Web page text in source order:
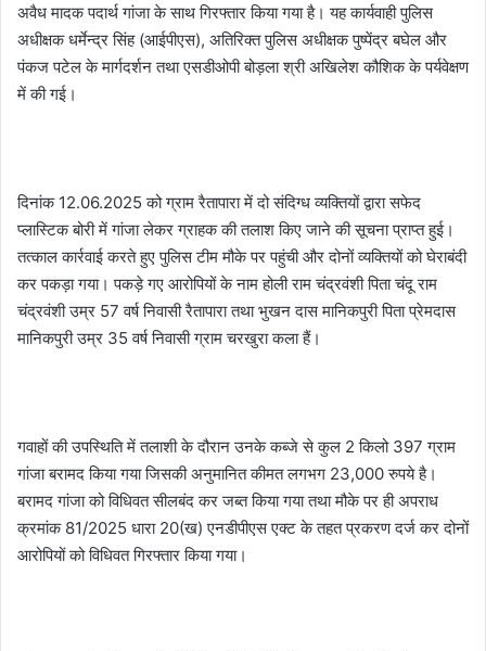
अवैध मादक पदार्थ गांजा के साथ गिरफ्तार किया गया है। यह कार्यवाही पुलिस
अधीक्षक धर्मेन्द्र सिंह (आईपीएस), अतिरिक्त पुलिस अधीक्षक पुष्पेंद्र बघेल और
पंकज पटेल के मार्गदर्शन तथा एसडीओपी बोड़ला श्री अखिलेश कौशिक के पर्यवेक्षण
में की गई।
दिनांक 12.06.2025 को ग्राम रैतापारा में दो संदिग्ध व्यक्तियों द्वारा सफेद
प्लास्टिक बोरी में गांजा लेकर ग्राहक की तलाश किए जाने की सूचना प्राप्त हुई।
तत्काल कार्रवाई करते हुए पुलिस टीम मौके पर पहुंची और दोनों व्यक्तियों को घेराबंदी
कर पकड़ा गया। पकड़े गए आरोपियों के नाम होली राम चंद्रवंशी पिता चंदू राम
चंद्रवंशी उम्र 57 वर्ष निवासी रैतापारा तथा भुखन दास मानिकपुरी पिता प्रेमदास
मानिकपुरी उम्र 35 वर्ष निवासी ग्राम चरखुरा कला हैं।
गवाहों की उपस्थिति में तलाशी के दौरान उनके कब्जे से कुल 2 किलो 397 ग्राम
गांजा बरामद किया गया जिसकी अनुमानित कीमत लगभग 23,000 रुपये है।
बरामद गांजा को विधिवत सीलबंद कर जब्त किया गया तथा मौके पर ही अपराध
क्रमांक 81/2025 धारा 20(ख) एनडीपीएस एक्ट के तहत प्रकरण दर्ज कर दोनों
आरोपियों को विधिवत गिरफ्तार किया गया।